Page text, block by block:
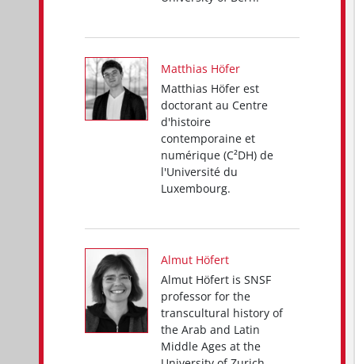
Matthias Höfer
Matthias Höfer est
doctorant au Centre
d'histoire
contemporaine et
numérique (C²DH) de
l'Université du
Luxembourg.
Almut Höfert
Almut Höfert is SNSF
professor for the
transcultural history of
the Arab and Latin
Middle Ages at the